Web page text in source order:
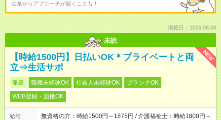
企業からアプローチが届くことも！
掲載日：2026.08.08
未読
NEW
【時給1500円】日払いOK＊プライベートと両
立⇒生活サポ
派遣 職種未経験OK 社会人未経験OK
ブランクOK
WEB登録・面接OK
給与
無資格の方：時給1500円～1875円 / 介護福祉士：時給1800円～